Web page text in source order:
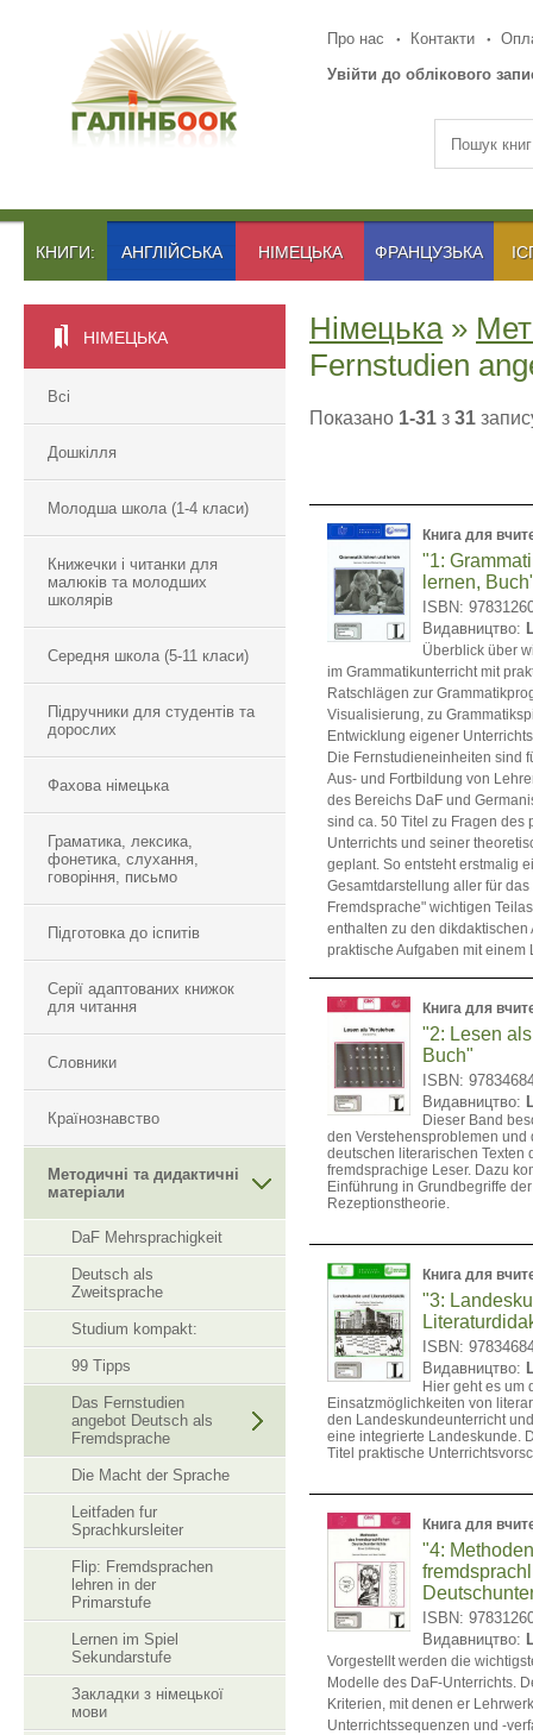
Про нас Контакти
Увійти до облікового
КНИГИ: АНГЛІЙСЬКА НІМЕЦЬКА ФРАНЦУЗЬКА
НІМЕЦЬКА
Всі
Дошкілля
Молодша школа (1-4 класи)
Книжечки і читанки для
малюків та молодших
школярів
Середня школа (5-11 класи)
Підручники для студентів та
дорослих
Фахова німецька
Граматика, лексика,
фонетика, слухання,
говоріння, письмо
Підготовка до іспитів
Серії адаптованих книжок
для читання
Словники
Країнознавство
Методичні та дидактичні
матеріали
DaF Mehrsprachigkeit
Deutsch als
Zweitsprache
Studium kompakt:
99 Tipps
Das Fernstudien
angebot Deutsch als
Fremdsprache
Die Macht der Sprache
Leitfaden fur
Sprachkursleiter
Flip: Fremdsprachen
lehren in der
Primarstufe
Lernen im Spiel
Sekundarstufe
Закладки з німецької
мови
Німецька»
Fernstudien
Показано 1-31 з 31
Книга для
"1:
lernen,
ISBN:
Видавництво:
Überblick über
im Grammatikunterricht mit
Ratschlägen zur
Visualisierung, zu
Entwicklung eigener
Die Fernstudieneinheiten sind
Aus- und Fortbildung von
des Bereichs DaF und
sind ca. 50 Titel zu Fragen des
Unterrichts und seiner
geplant. So entsteht erstmalig
Gesamtdarstellung aller für
Fremdsprache" wichtigen
enthalten zu den dikdaktischen
praktische Aufgaben mit einem
Книга для
"2: Lesen
Buch"
ISBN:
Видавництво:
Dieser Band
den Verstehensproblemen und
deutschen literarischen Texten
fremdsprachige Leser. Dazu
Einführung in Grundbegriffe der
Rezeptionstheorie.
Книга для
"3:
ISBN:
Видавництво:
Hier geht es um
Einsatzmöglichkeiten von
den Landeskundeunterricht
eine integrierte Landeskunde.
Titel praktische
Книга для
"4:
ISBN:
Видавництво:
Vorgestellt werden die
Modelle des DaF-Unterrichts.
Kriterien, mit denen er
Unterrichtssequenzen und -